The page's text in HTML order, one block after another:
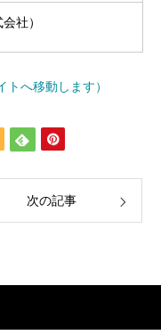
社）
へ移動します）
次の記事